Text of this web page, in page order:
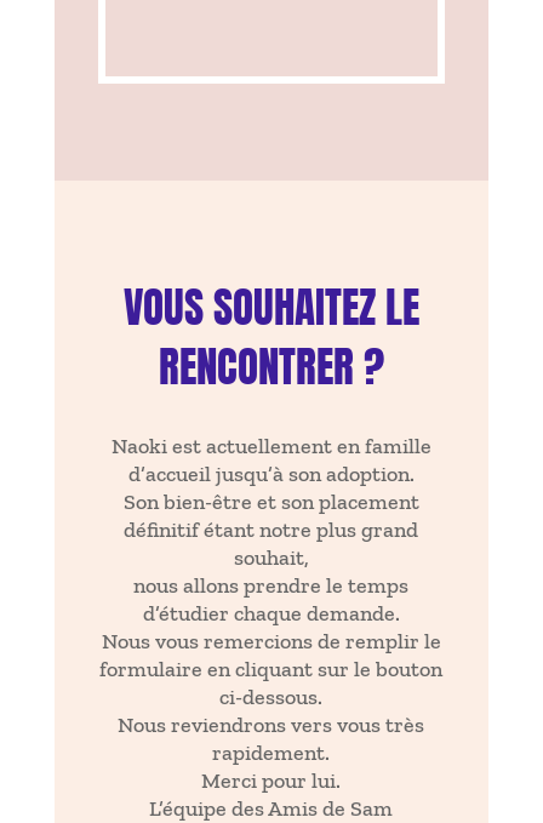
VOUS SOUHAITEZ LE
RENCONTRER ?
Naoki est actuellement en famille
d’accueil jusqu’à son adoption.
Son bien-être et son placement
définitif étant notre plus grand
souhait,
nous allons prendre le temps
d’étudier chaque demande.
Nous vous remercions de remplir le
formulaire en cliquant sur le bouton
ci-dessous.
Nous reviendrons vers vous très
rapidement.
Merci pour lui.
L’équipe des Amis de Sam